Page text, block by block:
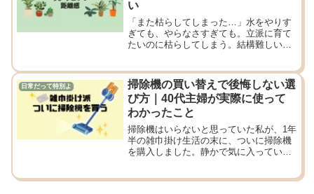
い
「また枯らしてしまった…」水をやりす
ぎても、やらなさすぎても。立派に育て
たいのに枯らしてしまう。結構難しい観
と思います！
日常だって特別よ
掃除機の買い替えで後悔しない選
び方｜40代主婦が実際に使って
わかったこと
掃除機はいらないと思っていた私が、1年
半の雑巾掛け生活の末に、ついに掃除機
を購入しました。静かで気に入っていた